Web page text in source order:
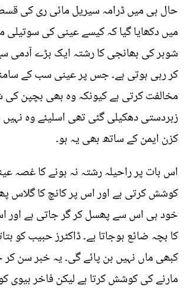
حال ہی میں ڈرامہ سیریل مائی ری کی
میں دکھایا گیا کہ کیسے عینی کی سوتیلی
شوہر کی بھانجی کا رشتہ ایک بڑے
کر رہی ہوتی ہے۔ جس پر عینی سب کے
مخالفت کرتی ہے کیونکہ وہ بھی بچپن کی
زبردستی دھکیلی گئی تھی اسلیئے وہ
کزن ایمن کے ساتھ بھی یہ ہو۔
اس بات پر راحیلہ رشتہ نہ ہونے کا غصہ
کوشش کرتی ہے اور اس پر کانچ کا گلاس
خود ہی اس سے پھسل کر گر جاتی ہے اور
کا بچہ ضائع ہوجاتا ہے۔ ڈاکٹرز حبیب کو
کبھی ماں نہیں بن پائے گی۔ یہ خبر سن
مارنے کی کوشش کرتا ہے لیکن فاخر بیوی کو